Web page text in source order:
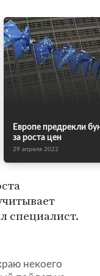
Европе предрекли
за роста цен
29 апреля 2022
специалист.
некоего